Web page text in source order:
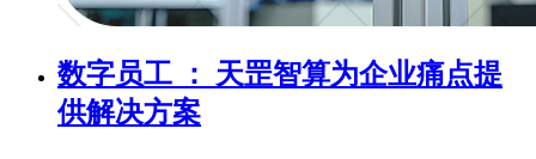
数字员工 ： 天罡智算为企业痛点提
供解决方案